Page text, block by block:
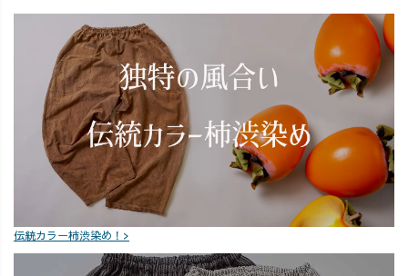
伝統カラー柿渋染め！>